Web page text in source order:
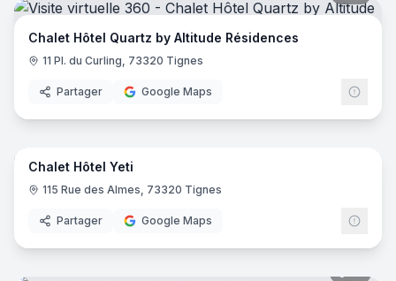
Chalet Hôtel Quartz by Altitude Résidences
11 Pl. du Curling, 73320 Tignes
Partager Google Maps
44
Chalet Hôtel Yeti
115 Rue des Almes, 73320 Tignes
Partager Google Maps